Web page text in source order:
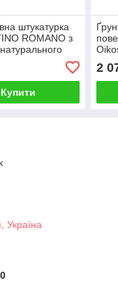
штукатурка
ROMANO з
Купити
2
Україна